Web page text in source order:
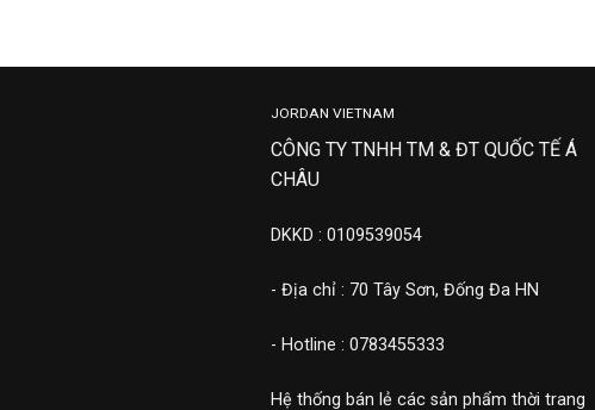
JORDAN VIETNAM
CÔNG TY TNHH TM & ĐT QUỐC TẾ Á
CHÂU
DKKD : 0109539054
- Địa chỉ : 70 Tây Sơn, Đống Đa HN
- Hotline : 0783455333
Hệ thống bán lẻ các sản phẩm thời trang